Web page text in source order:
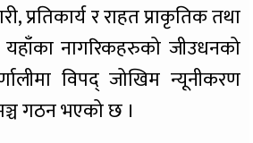
प्रतिकार्य र राहत प्राकृतिक तथा
यहाँका नागरिकहरुको जीउधनको
विपद् जोखिम न्यूनीकरण
गठन भएको छ ।